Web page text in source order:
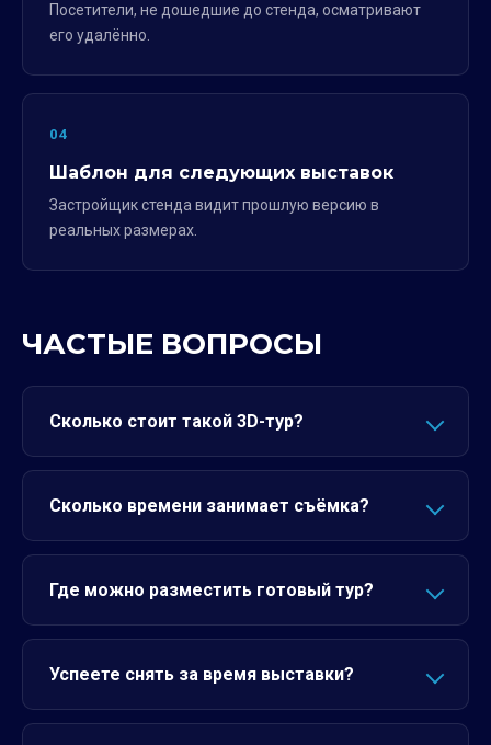
Посетители, не дошедшие до стенда, осматривают
его удалённо.
04
Шаблон для следующих выставок
Застройщик стенда видит прошлую версию в
реальных размерах.
ЧАСТЫЕ ВОПРОСЫ
Сколько стоит такой 3D-тур?
Сколько времени занимает съёмка?
Где можно разместить готовый тур?
Успеете снять за время выставки?